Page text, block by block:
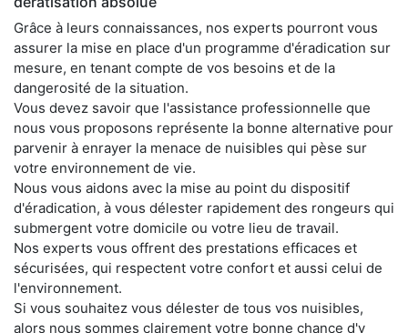
Grâce à leurs connaissances, nos experts pourront vous
assurer la mise en place d'un programme d'éradication sur
mesure, en tenant compte de vos besoins et de la
dangerosité de la situation.
Vous devez savoir que l'assistance professionnelle que
nous vous proposons représente la bonne alternative pour
parvenir à enrayer la menace de nuisibles qui pèse sur
votre environnement de vie.
Nous vous aidons avec la mise au point du dispositif
d'éradication, à vous délester rapidement des rongeurs qui
submergent votre domicile ou votre lieu de travail.
Nos experts vous offrent des prestations efficaces et
sécurisées, qui respectent votre confort et aussi celui de
l'environnement.
Si vous souhaitez vous délester de tous vos nuisibles,
alors nous sommes clairement votre bonne chance d'y